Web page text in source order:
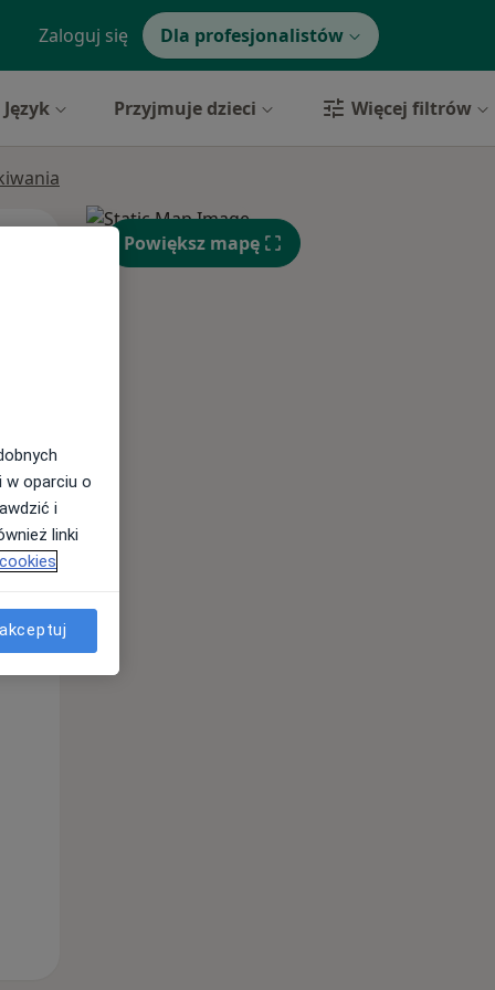
Zaloguj się Dla profesjonalistów
Język Przyjmuje dzieci Więcej filtrów
Wt, Śr,
10 Sie
Powiększ mapę
w oparciu o
i
linki